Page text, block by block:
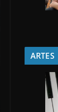
ARTES